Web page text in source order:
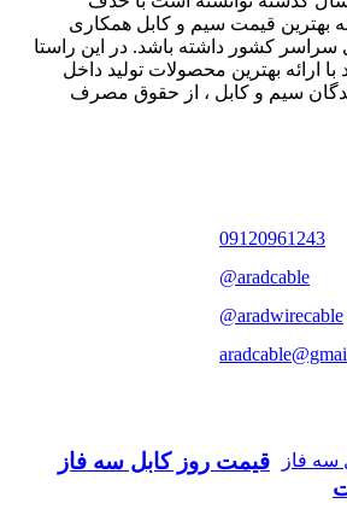
بهترین قیمت سیم و کابل همکاری
سراسر کشور داشته باشد. در این راستا
ارائه بهترین محصولات تولید داخل
سیم و کابل ، از حقوق مصرف
09120961243
@aradcable
@aradwirecable
قیمت روز کابل سه فاز